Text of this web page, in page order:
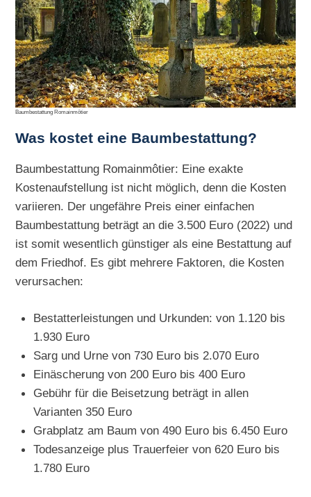
Baumbestattung Romainmôtier
Was kostet eine Baumbestattung?
Baumbestattung Romainmôtier: Eine exakte
Kostenaufstellung ist nicht möglich, denn die Kosten
variieren. Der ungefähre Preis einer einfachen
Baumbestattung beträgt an die 3.500 Euro (2022) und
ist somit wesentlich günstiger als eine Bestattung auf
dem Friedhof. Es gibt mehrere Faktoren, die Kosten
verursachen:
Bestatterleistungen und Urkunden: von 1.120 bis
1.930 Euro
Sarg und Urne von 730 Euro bis 2.070 Euro
Einäscherung von 200 Euro bis 400 Euro
Gebühr für die Beisetzung beträgt in allen
Varianten 350 Euro
Grabplatz am Baum von 490 Euro bis 6.450 Euro
Todesanzeige plus Trauerfeier von 620 Euro bis
1.780 Euro